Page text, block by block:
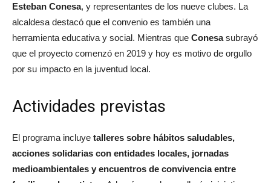
Esteban Conesa, y representantes de los nueve clubes. La
alcaldesa destacó que el convenio es también una
herramienta educativa y social. Mientras que Conesasubrayó
que el proyecto comenzó en 2019 y hoy es motivo de orgullo
por su impacto en la juventud local.​
Actividades previstas
El programa incluye talleres sobre hábitos saludables,
acciones solidarias con entidades locales, jornadas
medioambientales y encuentros de convivencia entre